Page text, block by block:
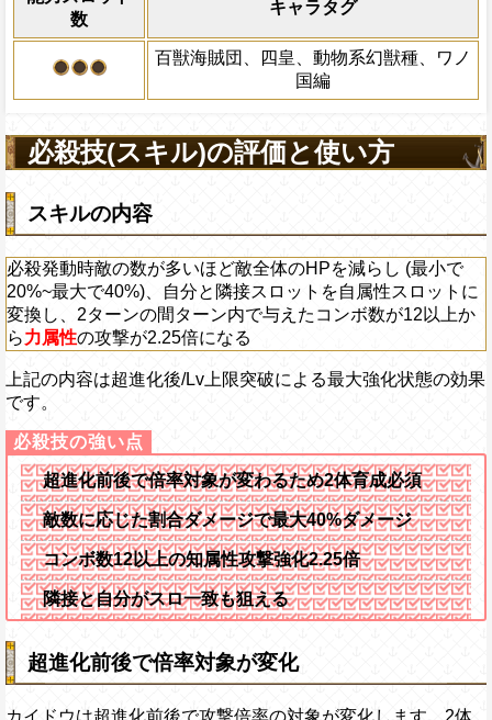
数
キャラタグ
百獣海賊団、四皇、動物系幻獣種、ワノ
国編
アクション
を30%下げ、野心タ
げる
必殺技(スキル)の評価と使い方
スキルの内容
必殺発動時敵の数が多いほど敵全体のHPを減らし (最小で
20%~最大で40%)、自分と隣接スロットを自属性スロットに
変換し、2ターンの間ターン内で与えたコンボ数が12以上か
ら力属性の攻撃が2.25倍になる
上記の内容は超進化後/Lv上限突破による最大強化状態の効果
です。
超進化前後で倍率対象が変わるため2体育成必須
敵数に応じた割合ダメージで最大40%ダメージ
コンボ数12以上の知属性攻撃強化2.25倍
隣接と自分がスロ一致も狙える
超進化前後で倍率対象が変化